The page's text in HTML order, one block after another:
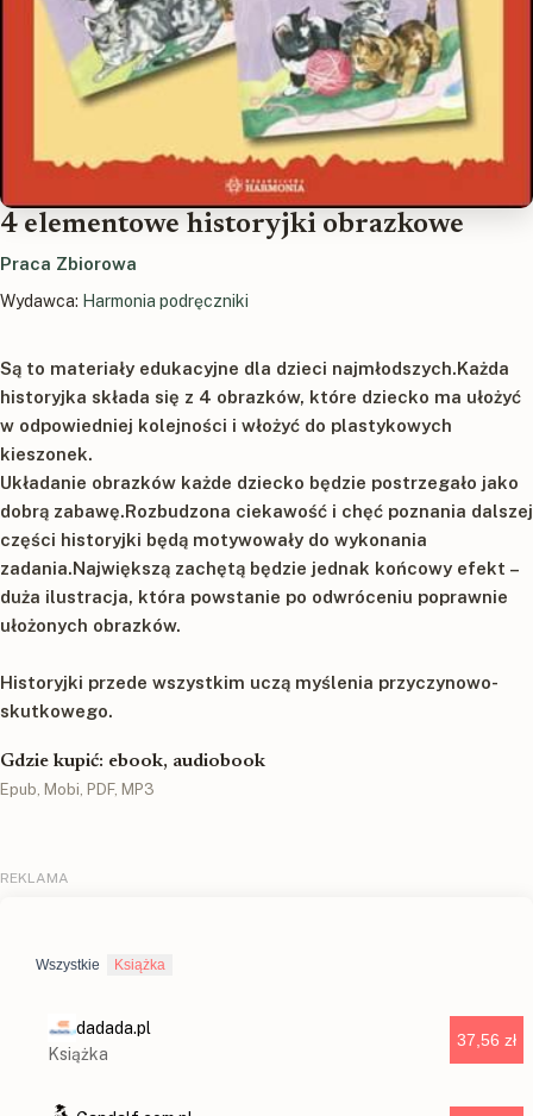
4 elementowe historyjki obrazkowe
Praca Zbiorowa
Wydawca: Harmonia podręczniki
Są to materiały edukacyjne dla dzieci najmłodszych.Każda
historyjka składa się z 4 obrazków, które dziecko ma ułożyć
w odpowiedniej kolejności i włożyć do plastykowych
kieszonek.
Układanie obrazków każde dziecko będzie postrzegało jako
dobrą zabawę.Rozbudzona ciekawość i chęć poznania dalszej
części historyjki będą motywowały do wykonania
zadania.Największą zachętą będzie jednak końcowy efekt –
duża ilustracja, która powstanie po odwróceniu poprawnie
ułożonych obrazków.
Historyjki przede wszystkim uczą myślenia przyczynowo-
skutkowego.
Gdzie kupić: ebook, audiobook
Epub, Mobi, PDF, MP3